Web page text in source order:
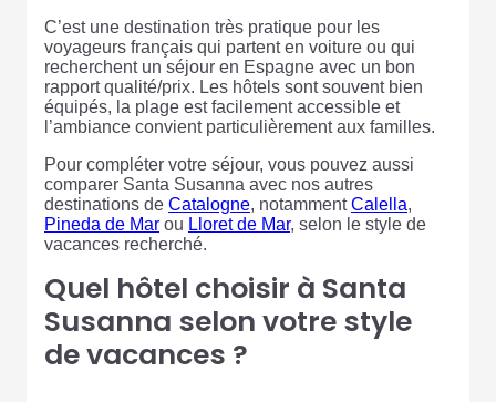
C’est une destination très pratique pour les
voyageurs français qui partent en voiture ou qui
recherchent un séjour en Espagne avec un bon
rapport qualité/prix. Les hôtels sont souvent bien
équipés, la plage est facilement accessible et
l’ambiance convient particulièrement aux familles.
Pour compléter votre séjour, vous pouvez aussi
comparer Santa Susanna avec nos autres
destinations de Catalogne, notammentCalella,
Pineda de Mar ou Lloret de Mar, selon le style de
vacances recherché.
Quel hôtel choisir à Santa
Susanna selon votre style
de vacances ?